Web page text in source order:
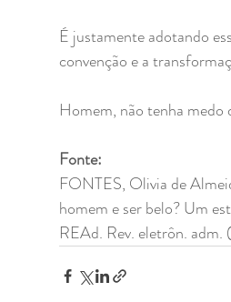
É justamente adotando
convenção e a
Homem, não tenha medo
Fonte:
FONTES, Olivia de
homem e ser belo? Um
REAd. Rev. eletrôn.